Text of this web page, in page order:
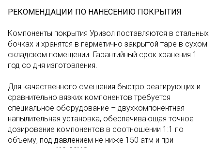
РЕКОМЕНДАЦИИ ПО НАНЕСЕНИЮ ПОКРЫТИЯ
Компоненты покрытия Уризол поставляются в стальных
бочках и хранятся в герметично закрытой таре в сухом
складском помещении. Гарантийный срок хранения 1
год со дня изготовления.
Для качественного смешения быстро реагирующих и
сравнительно вязких компонентов требуется
специальное оборудование – двухкомпонентная
напылительная установка, обеспечивающая точное
дозирование компонентов в соотношении 1:1 по
объему, под давлением не ниже 150 атм и при